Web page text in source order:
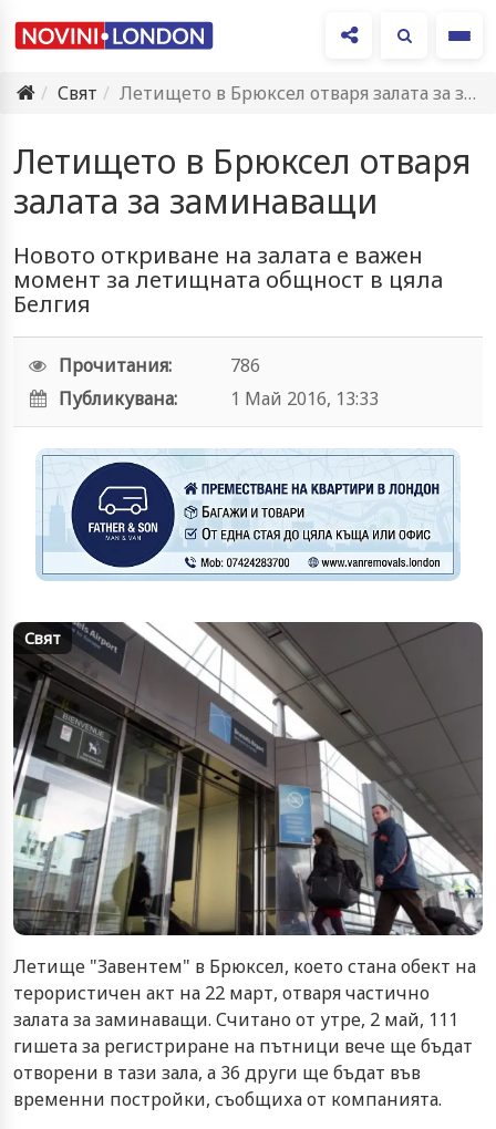
Свят
Летището в Брюксел отваря залата за заминаващи
Летището в Брюксел отваря
залата за заминаващи
Новото откриване на залата е важен
момент за летищната общност в цяла
Белгия
Прочитания:
786
Публикувана:
1 Май 2016, 13:33
Свят
Летище "Завентем" в Брюксел, което стана обект на
терористичен акт на 22 март, отваря частично
залата за заминаващи. Считано от утре, 2 май, 111
гишета за регистриране на пътници вече ще бъдат
отворени в тази зала, а 36 други ще бъдат във
временни постройки, съобщиха от компанията.